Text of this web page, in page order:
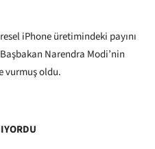
iPhone üretimindeki payını
Narendra Modi’nin
vurmuş oldu.